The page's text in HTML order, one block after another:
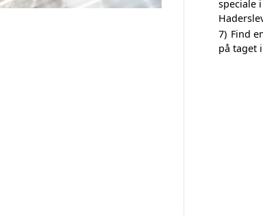
speciale
7) Find
på taget